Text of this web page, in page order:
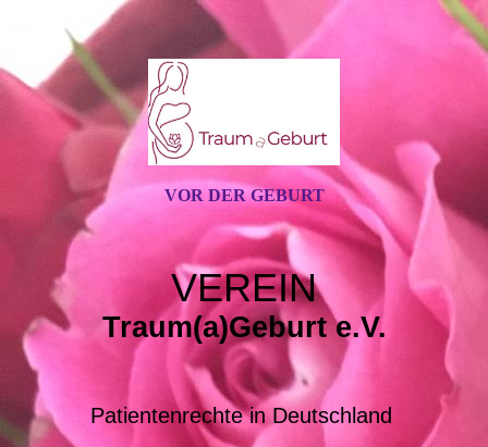
VOR DER GEBURT
VEREIN
Traum(a)Geburt e.V.
Patientenrechte in Deutschland